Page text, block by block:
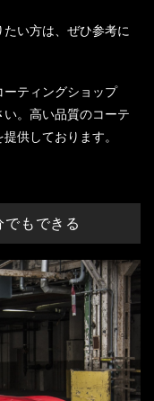
い方は、ぜひ参考に
ティングショップ
い。高い品質のコーテ
供しております。
でもできる